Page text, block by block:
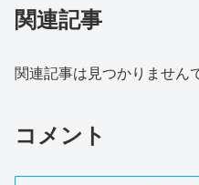
関連記事
関連記事は見つかりません
コメント